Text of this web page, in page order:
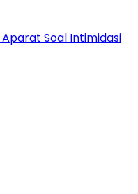
Soal Intimidasi